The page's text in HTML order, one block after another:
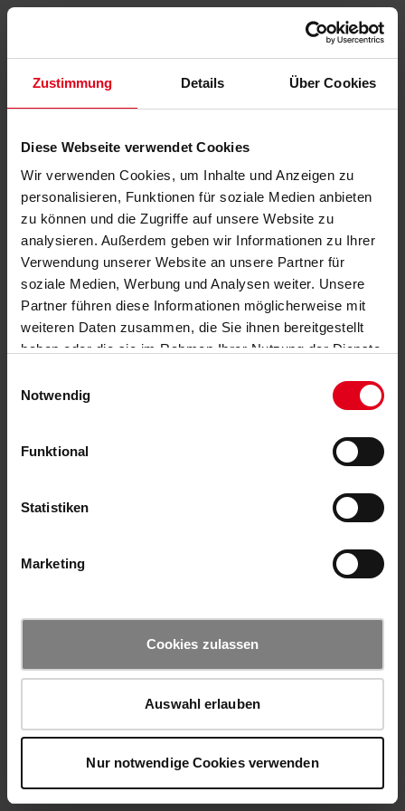
Zustimmung Details Über Cookies
Diese Webseite verwendet Cookies
Wir verwenden Cookies, um Inhalte und Anzeigen zu
personalisieren, Funktionen für soziale Medien anbieten
zu können und die Zugriffe auf unsere Website zu
analysieren. Außerdem geben wir Informationen zu Ihrer
Verwendung unserer Website an unsere Partner für
soziale Medien, Werbung und Analysen weiter. Unsere
Partner führen diese Informationen möglicherweise mit
weiteren Daten zusammen, die Sie ihnen bereitgestellt
haben oder die sie im Rahmen Ihrer Nutzung der Dienste
Notwendig
Funktional
Statistiken
Marketing
Cookies zulassen
Auswahl erlauben
Nur notwendige Cookies verwenden